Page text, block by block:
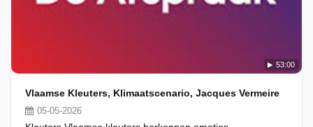
53:00
Vlaamse Kleuters, Klimaatscenario, Jacques Vermeire
05-05-2026